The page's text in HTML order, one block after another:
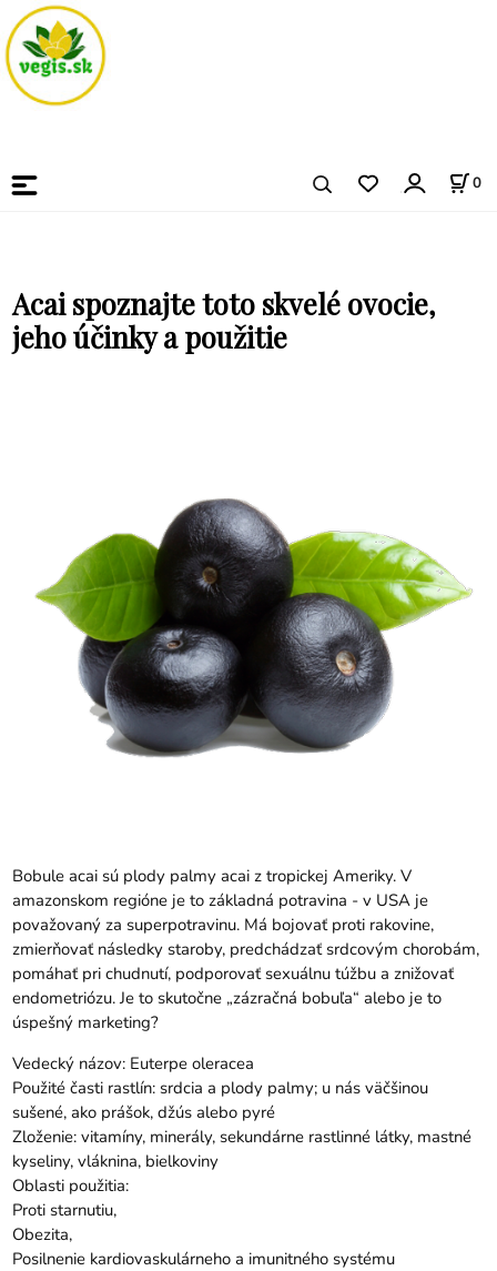
0
Acai spoznajte toto skvelé ovocie,
jeho účinky a použitie
Bobule acai sú plody palmy acai z tropickej Ameriky. V
amazonskom regióne je to základná potravina - v USA je
považovaný za superpotravinu. Má bojovať proti rakovine,
zmierňovať následky staroby, predchádzať srdcovým chorobám,
pomáhať pri chudnutí, podporovať sexuálnu túžbu a znižovať
endometriózu. Je to skutočne „zázračná bobuľa“ alebo je to
úspešný marketing?
Vedecký názov: Euterpe oleracea
Použité časti rastlín: srdcia a plody palmy; u nás väčšinou
sušené, ako prášok, džús alebo pyré
Zloženie: vitamíny, minerály, sekundárne rastlinné látky, mastné
kyseliny, vláknina, bielkoviny
Oblasti použitia:
Proti starnutiu,
Obezita,
Posilnenie kardiovaskulárneho a imunitného systému